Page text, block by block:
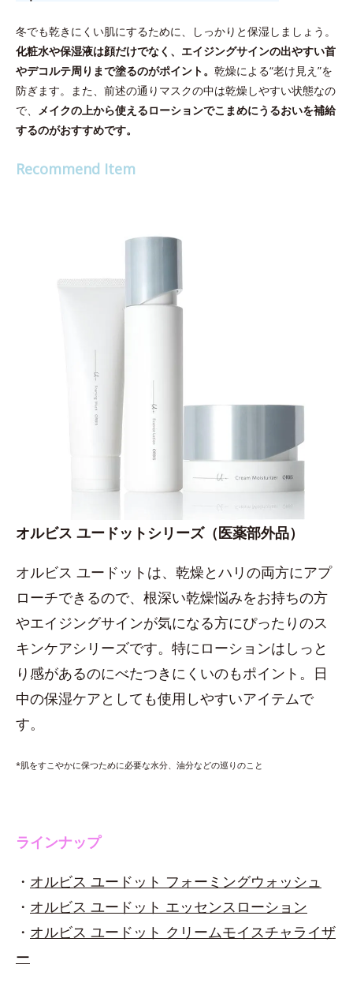
冬でも乾きにくい肌にするために、しっかりと保湿しましょう。
化粧水や保湿液は顔だけでなく、エイジングサインの出やすい首
やデコルテ周りまで塗るのがポイント。 乾燥による“老け見え”を
防ぎます。また、前述の通りマスクの中は乾燥しやすい状態なの
で、 メイクの上から使えるローションでこまめにうるおいを補給
するのがおすすめです。
Recommend Item
オルビス ユードットシリーズ（医薬部外品）
オルビス ユードットは、乾燥とハリの両方にアプ
ローチできるので、根深い乾燥悩みをお持ちの方
やエイジングサインが気になる方にぴったりのス
キンケアシリーズです。特にローションはしっと
り感があるのにべたつきにくいのもポイント。日
中の保湿ケアとしても使用しやすいアイテムで
す。
*肌をすこやかに保つために必要な水分、油分などの巡りのこと
ラインナップ
・ オルビス ユードット フォーミングウォッシュ
・ オルビス ユードット エッセンスローション
・ オルビス ユードット クリームモイスチャライザ
ー